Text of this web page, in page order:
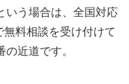
いう場合は、全国対応
料相談を受け付けて
近道です。